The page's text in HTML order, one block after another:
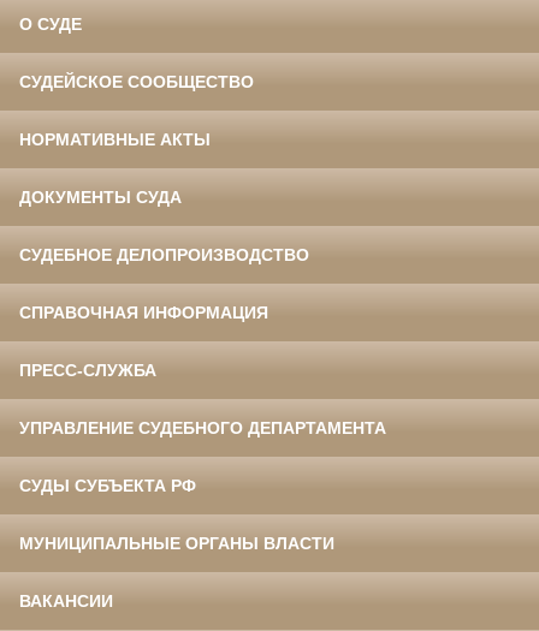
О СУДЕ
СУДЕЙСКОЕ СООБЩЕСТВО
НОРМАТИВНЫЕ АКТЫ
ДОКУМЕНТЫ СУДА
СУДЕБНОЕ ДЕЛОПРОИЗВОДСТВО
СПРАВОЧНАЯ ИНФОРМАЦИЯ
ПРЕСС-СЛУЖБА
УПРАВЛЕНИЕ СУДЕБНОГО ДЕПАРТАМЕНТА
СУДЫ СУБЪЕКТА РФ
МУНИЦИПАЛЬНЫЕ ОРГАНЫ ВЛАСТИ
ВАКАНСИИ